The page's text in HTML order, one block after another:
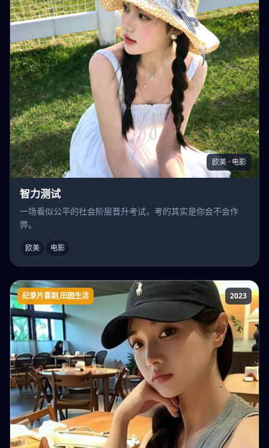
欧美 · 电影
智力测试
一场看似公平的社会阶层晋升考试，考的其实是你会不会作
弊。
欧美 电影
克拉克森的农场第二季
纪录片喜剧,田园生活 2023